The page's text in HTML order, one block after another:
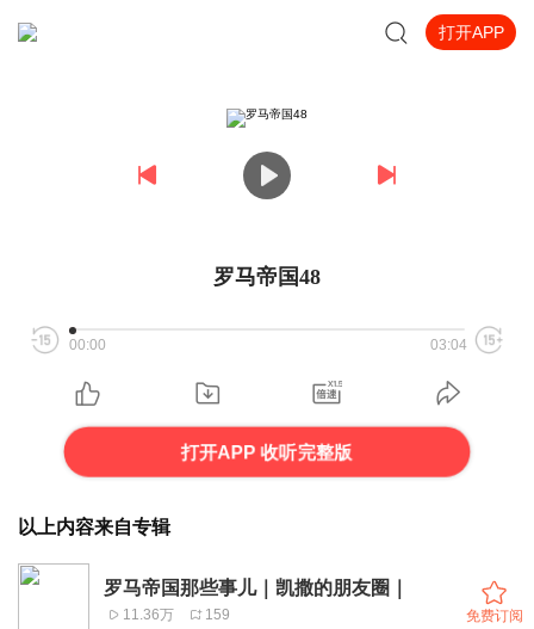
打开APP
罗马帝国48
00:00 03:04
打开APP 收听完整版
以上内容来自专辑
罗马帝国那些事儿｜凯撒的朋友圈｜
11.36万 159 免费订阅